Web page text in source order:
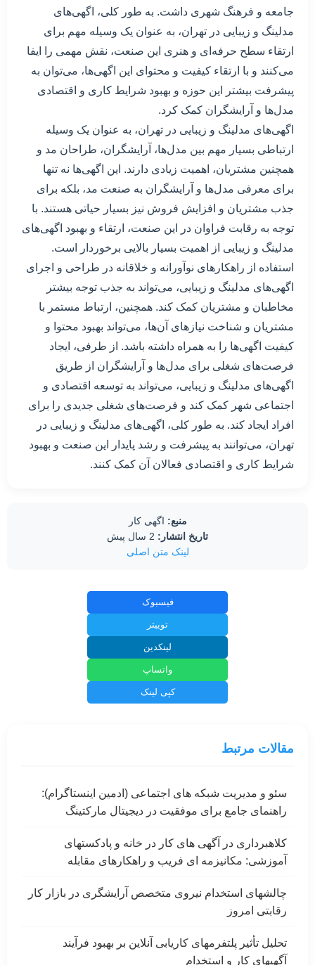
جامعه و فرهنگ شهری داشت. به طور کلی، اگهی‌های
مدلینگ و زیبایی در تهران، به عنوان یک وسیله مهم برای
ارتقاء سطح حرفه‌ای و هنری این صنعت، نقش مهمی را ایفا
می‌کنند و با ارتقاء کیفیت و محتوای این اگهی‌ها، می‌توان به
پیشرفت بیشتر این حوزه و بهبود شرایط کاری و اقتصادی
مدل‌ها و آرایشگران کمک کرد.
اگهی‌های مدلینگ و زیبایی در تهران، به عنوان یک وسیله
ارتباطی بسیار مهم بین مدل‌ها، آرایشگران، طراحان مد و
همچنین مشتریان، اهمیت زیادی دارند. این اگهی‌ها نه تنها
برای معرفی مدل‌ها و آرایشگران به صنعت مد، بلکه برای
جذب مشتریان و افزایش فروش نیز بسیار حیاتی هستند. با
توجه به رقابت فراوان در این صنعت، ارتقاء و بهبود اگهی‌های
مدلینگ و زیبایی از اهمیت بسیار بالایی برخوردار است.
استفاده از راهکارهای نوآورانه و خلاقانه در طراحی و اجرای
اگهی‌های مدلینگ و زیبایی، می‌تواند به جذب توجه بیشتر
مخاطبان و مشتریان کمک کند. همچنین، ارتباط مستمر با
مشتریان و شناخت نیازهای آن‌ها، می‌تواند بهبود محتوا و
کیفیت اگهی‌ها را به همراه داشته باشد. از طرفی، ایجاد
فرصت‌های شغلی برای مدل‌ها و آرایشگران از طریق
اگهی‌های مدلینگ و زیبایی، می‌تواند به توسعه اقتصادی و
اجتماعی شهر کمک کند و فرصت‌های شغلی جدیدی را برای
افراد ایجاد کند. به طور کلی، اگهی‌های مدلینگ و زیبایی در
تهران، می‌توانند به پیشرفت و رشد پایدار این صنعت و بهبود
شرایط کاری و اقتصادی فعالان آن کمک کنند.
منبع: اگهی کار
تاریخ انتشار:
لینک متن اصلی
فیسبوک
توییتر
لینکدین
واتساپ
کپی لینک
مقالات مرتبط
سئو و مدیریت شبکه های اجتماعی (ادمین اینستاگرام):
راهنمای جامع برای موفقیت در دیجیتال مارکتینگ
کلاهبرداری در آگهی های کار در خانه و پادکستهای
آموزشی: مکانیزمه ای فریب و راهکارهای مقابله
چالشهای استخدام نیروی متخصص آرایشگری در بازار کار
رقابتی امروز
تحلیل تأثیر پلتفرمهای کاریابی آنلاین بر بهبود فرآیند
آگهیهای کار و استخدام